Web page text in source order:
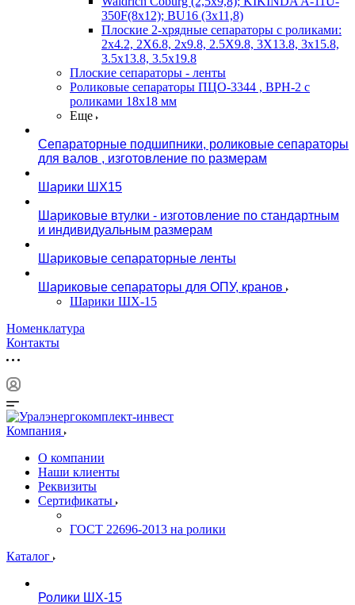
350F(8х12); BU16 (3х11,8)
Плоские 2-хрядные сепараторы с роликами:
2х4.2, 2X6.8, 2х9.8, 2.5X9.8, 3X13.8, 3х15.8,
3.5х13.8, 3.5х19.8
Плоские сепараторы - ленты
Роликовые сепараторы ПЦО-3344 , ВРН-2 с
роликами 18х18 мм
Еще
Сепараторные подшипники, роликовые сепараторы
для валов , изготовление по размерам
Шарики ШХ15
Шариковые втулки - изготовление по стандартным
и индивидуальным размерам
Шариковые сепараторные ленты
Шариковые сепараторы для ОПУ, кранов
Шарики ШХ-15
Номенклатура
Контакты
Компания
О компании
Наши клиенты
Реквизиты
Сертификаты
ГОСТ 22696-2013 на ролики
Каталог
Ролики ШХ-15